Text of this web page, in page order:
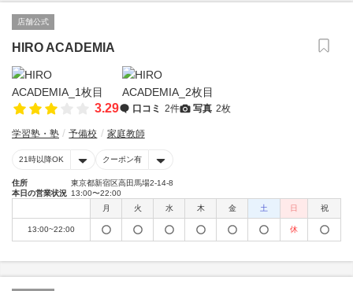
店舗公式
HIRO ACADEMIA
3.29 口コミ 2件 写真 2枚
学習塾・塾 予備校 家庭教師
21時以降OK クーポン有
住所
東京都新宿区高田馬場2-14-8
本日の営業状況 13:00〜22:00
月
火 水 木 金 土 日 祝
13:00~22:00 休